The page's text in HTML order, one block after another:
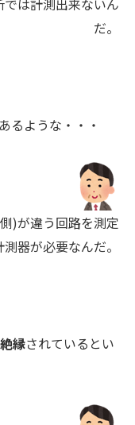
だ。
るような・・・
)が違う回路を測定
器が必要なんだ。
縁されているとい